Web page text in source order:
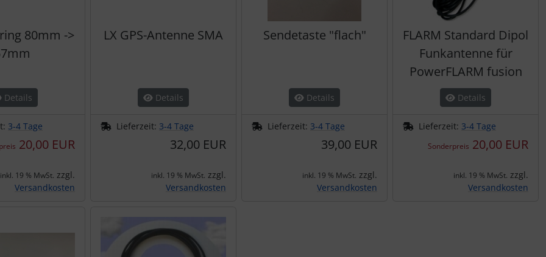
80mm ->
Details
3-4 Tage
20,00 EUR
inkl. 19 % MwSt. zzgl.
Versandkosten
LX GPS-Antenne SMA
Details
Lieferzeit: 3-4 Tage
32,00 EUR
inkl. 19 % MwSt. zzgl.
Versandkosten
Sendetaste "flach"
Details
Lieferzeit: 3-4 Tage
39,00 EUR
inkl. 19 % MwSt. zzgl.
Versandkosten
FLARM Standard Dipol
Funkantenne für
PowerFLARM fusion
Details
Lieferzeit: 3-4 Tage
Sonderpreis 20,00 EUR
inkl. 19 % MwSt. zzgl.
Versandkosten